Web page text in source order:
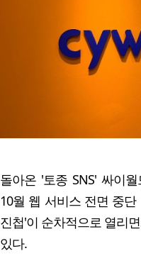
돌아온 '토종 SNS' 싸이
10월 웹 서비스 전면 중
진첩'이 순차적으로 열리
있다.